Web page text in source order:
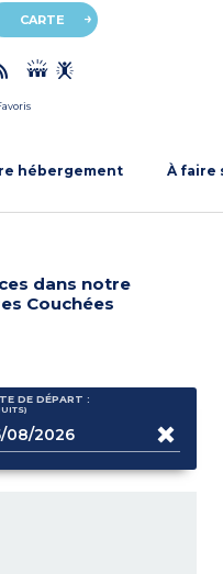
CARTE
hébergement À faire
dans notre
Couchées
DE DÉPART :
)